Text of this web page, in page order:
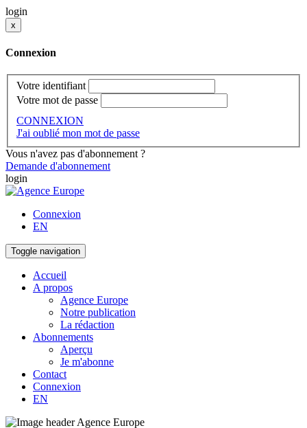
login
x
Connexion
Votre identifiant
Votre mot de passe
CONNEXION
J'ai oublié mon mot de passe
Vous n'avez pas d'abonnement ?
Demande d'abonnement
login
Connexion
EN
Toggle navigation
Accueil
A propos
Agence Europe
Notre publication
La rédaction
Abonnements
Aperçu
Je m'abonne
Contact
Connexion
EN